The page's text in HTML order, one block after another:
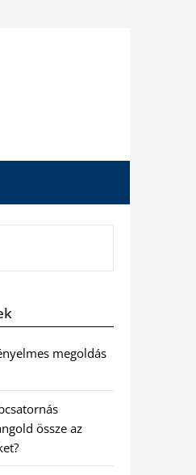
megoldás
össze az